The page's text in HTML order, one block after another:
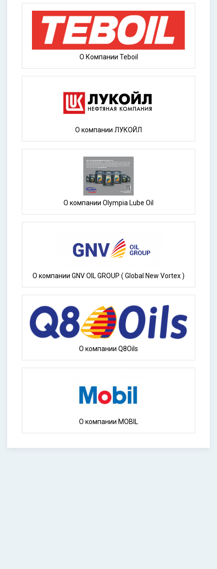
О Компании Teboil
О компании ЛУКОЙЛ
О компании Olympia Lube Oil
О компании GNV OIL GROUP ( Global New Vortex )
О компании Q8Oils
О компании MOBIL